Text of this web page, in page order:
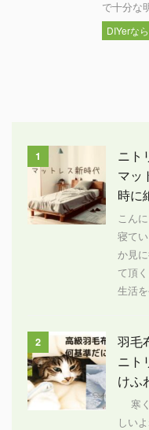
で十分な
DIYerな
1
ニト
マッ
時に
こん
寝て
か見
て頂
生活
2
羽毛
ニト
けふ
寒く
しい